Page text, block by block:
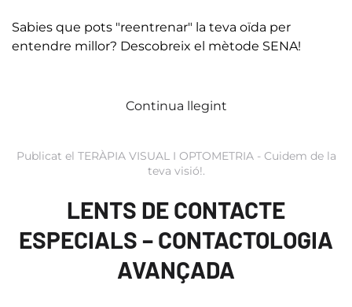
Sabies que pots "reentrenar" la teva oïda per
entendre millor? Descobreix el mètode SENA!
Continua llegint
Publicat el TERÀPIA VISUAL I OPTOMETRIA - Cuidem de la
teva visió!.
LENTS DE CONTACTE
ESPECIALS – CONTACTOLOGIA
AVANÇADA